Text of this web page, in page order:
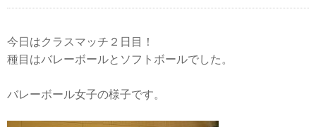
今日はクラスマッチ２日目！
種目はバレーボールとソフトボールでした。
バレーボール女子の様子です。